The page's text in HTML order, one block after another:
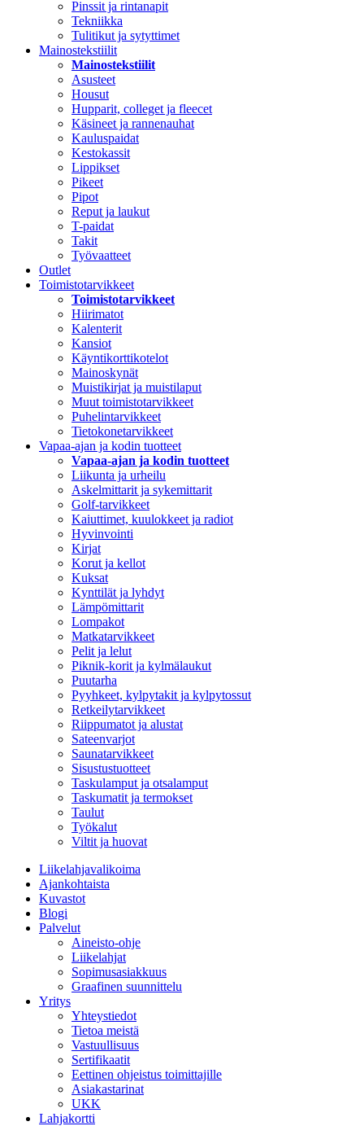
Pinssit ja rintanapit
Tekniikka
Tulitikut ja sytyttimet
Mainostekstiilit
Mainostekstiilit
Asusteet
Housut
Hupparit, colleget ja fleecet
Käsineet ja rannenauhat
Kauluspaidat
Kestokassit
Lippikset
Pikeet
Pipot
Reput ja laukut
T-paidat
Takit
Työvaatteet
Outlet
Toimistotarvikkeet
Toimistotarvikkeet
Hiirimatot
Kalenterit
Kansiot
Käyntikorttikotelot
Mainoskynät
Muistikirjat ja muistilaput
Muut toimistotarvikkeet
Puhelintarvikkeet
Tietokonetarvikkeet
Vapaa-ajan ja kodin tuotteet
Vapaa-ajan ja kodin tuotteet
Liikunta ja urheilu
Askelmittarit ja sykemittarit
Golf-tarvikkeet
Kaiuttimet, kuulokkeet ja radiot
Hyvinvointi
Kirjat
Korut ja kellot
Kuksat
Kynttilät ja lyhdyt
Lämpömittarit
Lompakot
Matkatarvikkeet
Pelit ja lelut
Piknik-korit ja kylmälaukut
Puutarha
Pyyhkeet, kylpytakit ja kylpytossut
Retkeilytarvikkeet
Riippumatot ja alustat
Sateenvarjot
Saunatarvikkeet
Sisustustuotteet
Taskulamput ja otsalamput
Taskumatit ja termokset
Taulut
Työkalut
Viltit ja huovat
Liikelahjavalikoima
Ajankohtaista
Kuvastot
Blogi
Palvelut
Aineisto-ohje
Liikelahjat
Sopimusasiakkuus
Graafinen suunnittelu
Yritys
Yhteystiedot
Tietoa meistä
Vastuullisuus
Sertifikaatit
Eettinen ohjeistus toimittajille
Asiakastarinat
UKK
Lahjakortti